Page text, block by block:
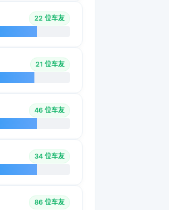
22 位车友
21 位车友
46 位车友
34 位车友
86 位车友